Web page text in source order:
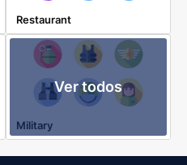
Restaurant
Ver todos
Military